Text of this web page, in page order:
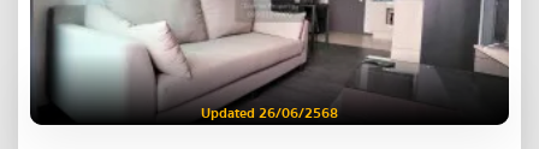
Updated 26/06/2568